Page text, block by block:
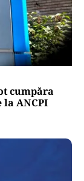
cumpăra
ANCPI